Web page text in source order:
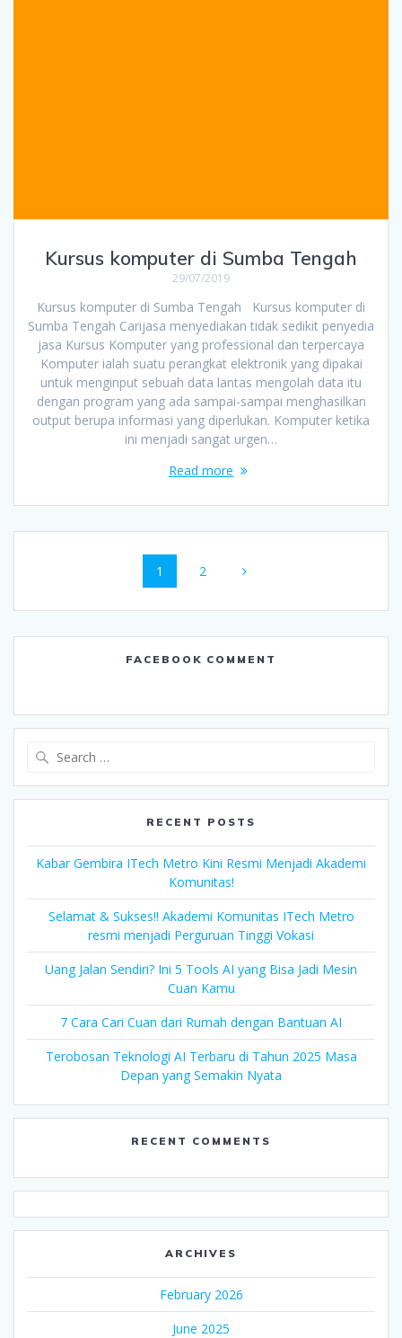
Kursus komputer di Sumba Tengah
29/07/2019
Kursus komputer di Sumba Tengah Kursus komputer di
Sumba Tengah Carijasa menyediakan tidak sedikit penyedia
jasa Kursus Komputer yang professional dan terpercaya
Komputer ialah suatu perangkat elektronik yang dipakai
untuk menginput sebuah data lantas mengolah data itu
dengan program yang ada sampai-sampai menghasilkan
output berupa informasi yang diperlukan. Komputer ketika
ini menjadi sangat urgen…
Read more
navigation
Page
1 Page
2
FACEBOOK COMMENT
RECENT POSTS
Kabar Gembira ITech Metro Kini Resmi Menjadi Akademi
Komunitas!
Selamat & Sukses!! Akademi Komunitas ITech Metro
resmi menjadi Perguruan Tinggi Vokasi
Uang Jalan Sendiri? Ini 5 Tools AI yang Bisa Jadi Mesin
Cuan Kamu
7 Cara Cari Cuan dari Rumah dengan Bantuan AI
Terobosan Teknologi AI Terbaru di Tahun 2025 Masa
Depan yang Semakin Nyata
RECENT COMMENTS
ARCHIVES
February 2026
June 2025